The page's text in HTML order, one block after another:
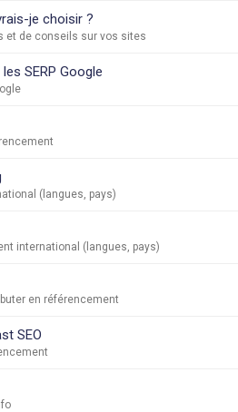
je choisir ?
et de conseils sur vos sites
SERP Google
(langues, pays)
international (langues, pays)
en référencement
SEO